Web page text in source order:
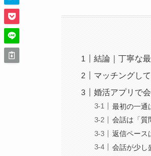
結論｜丁寧な
マッチングし
婚活アプリで
最初の一通
会話は「質
返信ペース
会話が少し